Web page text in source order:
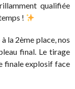
qualifiée
!
la 2ème place, nos
final. Le tirage
finale explosif face